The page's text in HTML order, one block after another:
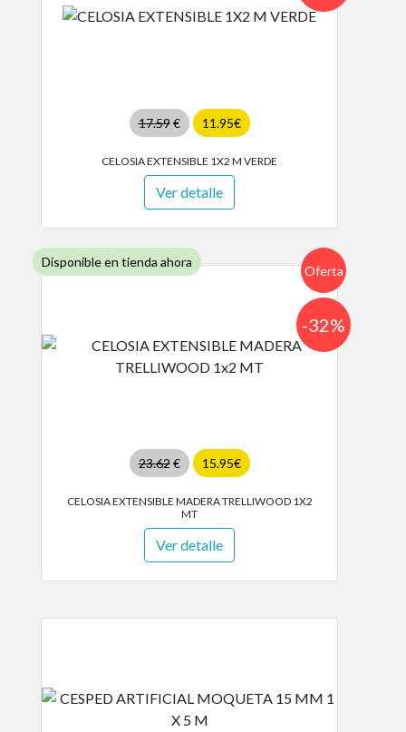
17.59€ 11.95€
CELOSIA EXTENSIBLE 1X2 M VERDE
Ver detalle
Disponible en tienda ahora
Oferta
23.62€ 15.95€
-32%
CELOSIA EXTENSIBLE MADERA TRELLIWOOD 1X2
MT
Ver detalle